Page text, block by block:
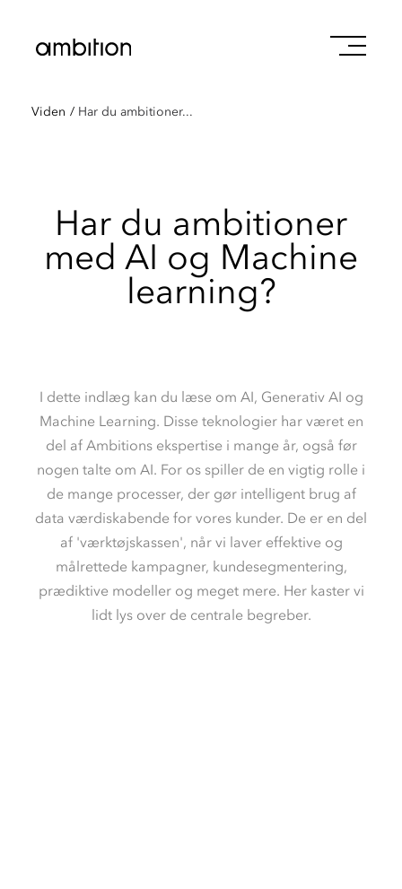
Viden / Har du ambitioner...
Har du ambitioner
med AI og Machine
learning?
I dette indlæg kan du læse om AI, Generativ AI og
Machine Learning. Disse teknologier har været en
del af Ambitions ekspertise i mange år, også før
nogen talte om AI. For os spiller de en vigtig rolle i
de mange processer, der gør intelligent brug af
data værdiskabende for vores kunder. De er en del
af 'værktøjskassen', når vi laver effektive og
målrettede kampagner, kundesegmentering,
prædiktive modeller og meget mere. Her kaster vi
lidt lys over de centrale begreber.